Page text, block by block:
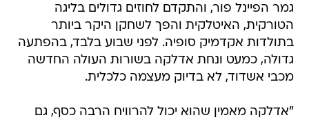
גמר הפיינל פור, והתקדם לחוזים גדולים בליגה
הטורקית, האיטלקית והפך לשחקן היקר ביותר
בתולדות אקדמיק סופיה. לפני שבוע בלבד, בהפתעה
גדולה, כמעט ונחת אדלקה בשורות העולה החדשה
מכבי אשדוד, לא בדיוק מעצמה כלכלית.
"אדלקה מאמין שהוא יכול להרוויח הרבה כסף, גם